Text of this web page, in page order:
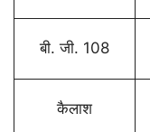
बी. जी. 108
कैलाश